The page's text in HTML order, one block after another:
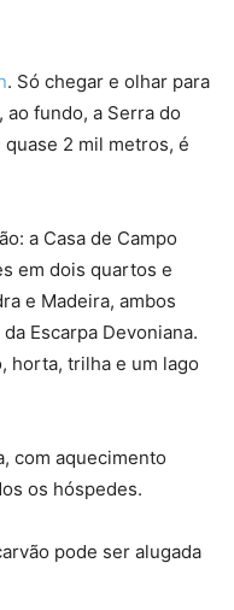
. Só chegar e olhar para
fundo, a Serra do
quase 2 mil metros, é
a Casa de Campo
em dois quartos e
e Madeira, ambos
Escarpa Devoniana.
horta, trilha e um lago
com aquecimento
os hóspedes.
pode ser alugada